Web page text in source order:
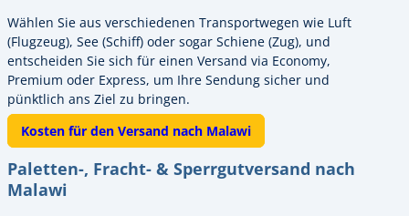
Wählen Sie aus verschiedenen Transportwegen wie Luft
(Flugzeug), See (Schiff) oder sogar Schiene (Zug), und
entscheiden Sie sich für einen Versand via Economy,
Premium oder Express, um Ihre Sendung sicher und
pünktlich ans Ziel zu bringen.
Kosten für den Versand nach Malawi
Paletten-, Fracht- & Sperrgutversand nach
Malawi